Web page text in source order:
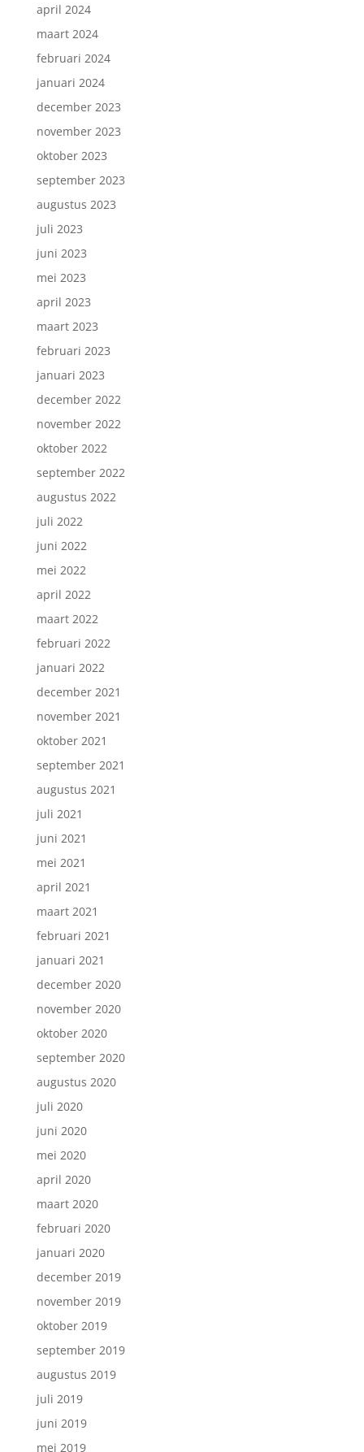
april 2024
maart 2024
februari 2024
januari 2024
december 2023
november 2023
oktober 2023
september 2023
augustus 2023
juli 2023
juni 2023
mei 2023
april 2023
maart 2023
februari 2023
januari 2023
december 2022
november 2022
oktober 2022
september 2022
augustus 2022
juli 2022
juni 2022
mei 2022
april 2022
maart 2022
februari 2022
januari 2022
december 2021
november 2021
oktober 2021
september 2021
augustus 2021
juli 2021
juni 2021
mei 2021
april 2021
maart 2021
februari 2021
januari 2021
december 2020
november 2020
oktober 2020
september 2020
augustus 2020
juli 2020
juni 2020
mei 2020
april 2020
maart 2020
februari 2020
januari 2020
december 2019
november 2019
oktober 2019
september 2019
augustus 2019
juli 2019
juni 2019
mei 2019